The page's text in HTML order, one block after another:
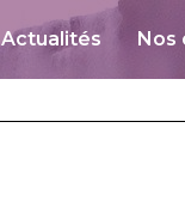
Actualités Nos